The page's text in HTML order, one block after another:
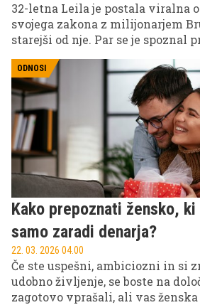
32-letna Leila je postala viralna
svojega zakona z milijonarjem
starejši od nje. Par se je spoznal
manj kot letu kupil dom ter se
je Leila iskreno delila tudi svoje
intimnem življenju z možem.
ODNOSI
Kako prepoznati žensko, ki
samo zaradi denarja?
22. 03. 2026 04.00
Če ste uspešni, ambiciozni in si
udobno življenje, se boste na
zagotovo vprašali, ali vas